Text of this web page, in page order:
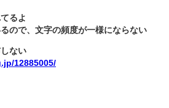
るよ
ので、文字の頻度が一様にならない
ない
12885005/